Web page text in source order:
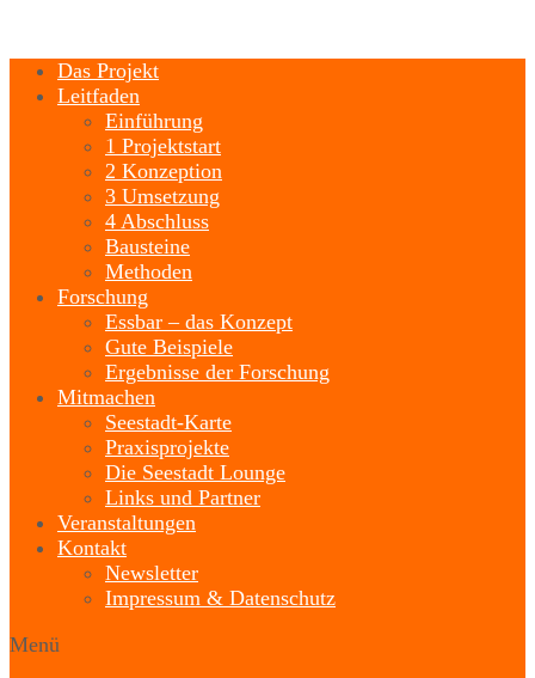
Das Projekt
Leitfaden
Einführung
1 Projektstart
2 Konzeption
3 Umsetzung
4 Abschluss
Bausteine
Methoden
Forschung
Essbar – das Konzept
Gute Beispiele
Ergebnisse der Forschung
Mitmachen
Seestadt-Karte
Praxisprojekte
Die Seestadt Lounge
Links und Partner
Veranstaltungen
Kontakt
Newsletter
Impressum & Datenschutz
Menü